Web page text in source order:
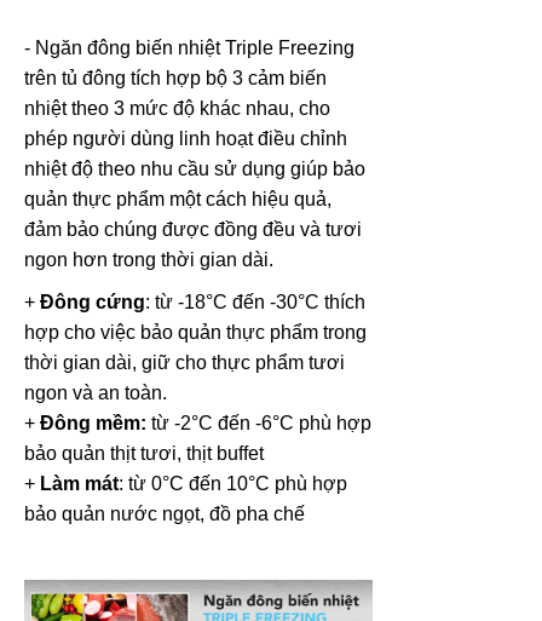
- Ngăn đông biến nhiệt Triple Freezing
trên tủ đông tích hợp bộ 3 cảm biến
nhiệt theo 3 mức độ khác nhau, cho
phép người dùng linh hoạt điều chỉnh
nhiệt độ theo nhu cầu sử dụng giúp bảo
quản thực phẩm một cách hiệu quả,
đảm bảo chúng được đồng đều và tươi
ngon hơn trong thời gian dài.
+ Đông cứng: từ -18°C đến -30°C thích
hợp cho việc bảo quản thực phẩm trong
thời gian dài, giữ cho thực phẩm tươi
ngon và an toàn.
+ Đông mềm: từ -2°C đến -6°C phù hợp
bảo quản thịt tươi, thịt buffet
+ Làm mát: từ 0°C đến 10°C phù hợp
bảo quản nước ngọt, đồ pha chế